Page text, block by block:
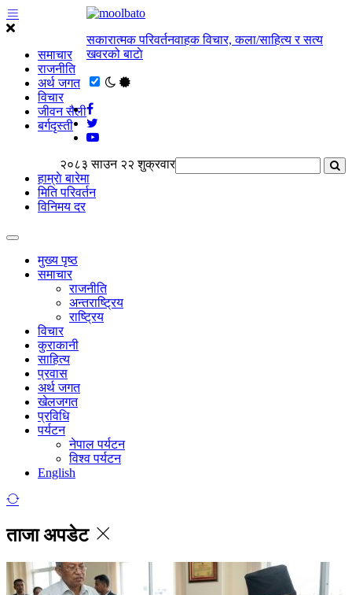
समाचार
राजनीति
अर्थ जगत
विचार
जीवन सैली
बर्गदृस्ती
सकारात्मक परिवर्तनवाहक विचार, कला/साहित्य र सत्य
खवरको बाटाे
२०८३ साउन २२ शुक्रवार
हाम्राे बारेमा
मिति परिवर्तन
विनिमय दर
मुख्य पृष्ठ
समाचार
राजनीति
अन्तराष्ट्रिय
राष्ट्रिय
विचार
कुराकानी
साहित्य
प्रवास
अर्थ जगत
खेलजगत
प्रविधि
पर्यटन
नेपाल पर्यटन
विश्व पर्यटन
English
ताजा अपडेट